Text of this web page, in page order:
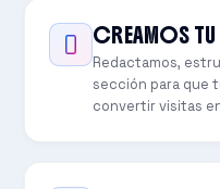
CREAMOS TU
Redactamos,
sección para que
convertir visitas